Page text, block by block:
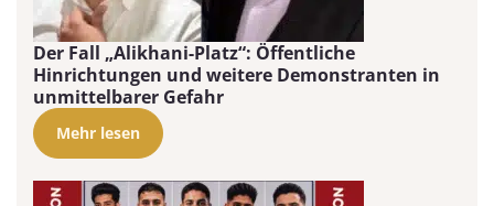
Der Fall „Alikhani-Platz“: Öffentliche
Hinrichtungen und weitere Demonstranten in
unmittelbarer Gefahr
Mehr lesen